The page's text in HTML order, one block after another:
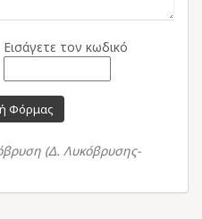
Εισάγετε τον κωδικό
Φόρμας
(Δ. Λυκόβρυσης-